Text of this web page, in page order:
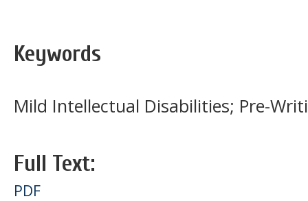
Keywords
Mild Intellectual Disabilities; Pre-
Full Text:
PDF